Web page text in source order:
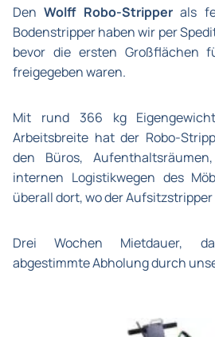
DenWolff Robo-Stripperals
Bodenstripper haben wir per
bevor die ersten Großflächen
freigegeben waren.
Mit rund 366 kg
Arbeitsbreite hat der Robo-
den Büros,
internen Logistikwegen des
überall dort, wo der
Drei Wochen Mietdauer,
abgestimmte Abholung durch